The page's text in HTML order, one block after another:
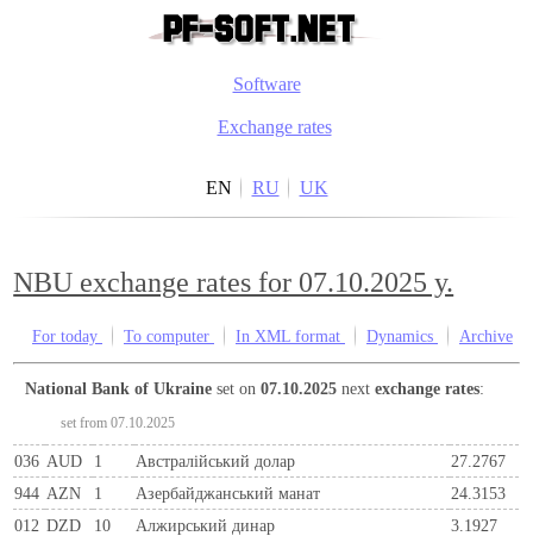
Software
Exchange rates
EN RU UK
NBU exchange rates for 07.10.2025 y.
For today To computer In XML format Dynamics Archive
National Bank of Ukraine set on07.10.2025 nextexchange rates:
set from 07.10.2025
036 AUD 1 Австралійський долар
27.2767
944 AZN 1 Азербайджанський манат
24.3153
012 DZD 10 Алжирський динар
3.1927